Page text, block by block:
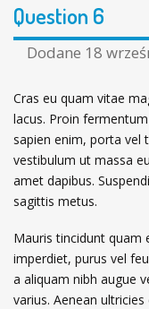
Question 6
Dodane 18
Cras eu quam vitae
lacus. Proin
sapien enim, porta vel
vestibulum ut massa
amet dapibus.
sagittis metus.
Mauris tincidunt quam
imperdiet, purus vel
a aliquam nibh augue
varius. Aenean